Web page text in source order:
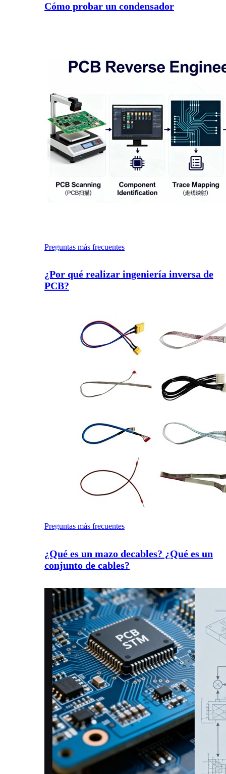
Cómo probar un condensador
Preguntas más frecuentes
¿Por qué realizar ingeniería inversa de
PCB?
Preguntas más frecuentes
¿Qué es un mazo decables? ¿Qué es un
conjunto de cables?